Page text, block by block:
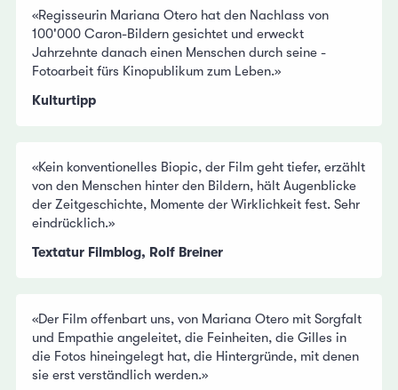
«Regisseurin Ma­riana Otero hat den Nachlass von
100'000 Caron-Bildern ge­sichtet und erweckt
Jahrzehnte ­danach einen Menschen durch ­seine ­
Fotoarbeit fürs Kinopublikum zum Leben.»
Kulturtipp
«Kein konventionelles Biopic, der Film geht tiefer, erzählt
von den Menschen hinter den Bildern, hält Augenblicke
der Zeitgeschichte, Momente der Wirklichkeit fest. Sehr
eindrücklich.»
Textatur Filmblog, Rolf Breiner
«Der Film offenbart uns, von Mariana Otero mit Sorgfalt
und Empathie angeleitet, die Feinheiten, die Gilles in
die Fotos hineingelegt hat, die Hintergründe, mit denen
sie erst verständlich werden.»